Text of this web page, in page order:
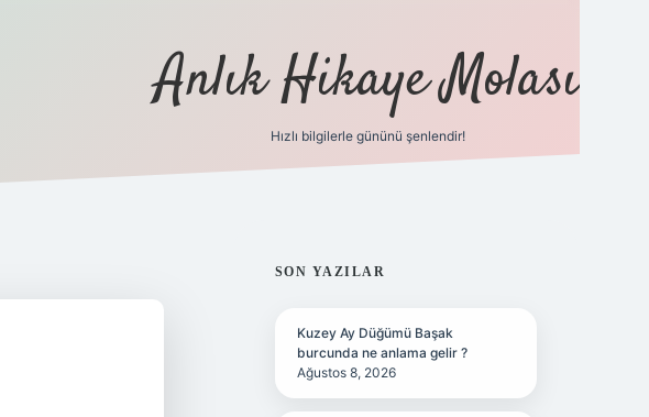
Anlık Hikaye Molası
Hızlı bilgilerle gününü şenlendir!
SIDEBAR
SON YAZILAR
Kuzey Ay Düğümü Başak
burcunda ne anlama gelir ?
Ağustos 8, 2026